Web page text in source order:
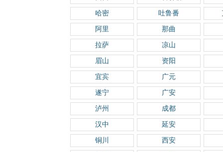
哈密 吐鲁番
阿里 那曲
拉萨 凉山
眉山 资阳
宜宾 广元
遂宁 广安
泸州 成都
汉中 延安
铜川 西安